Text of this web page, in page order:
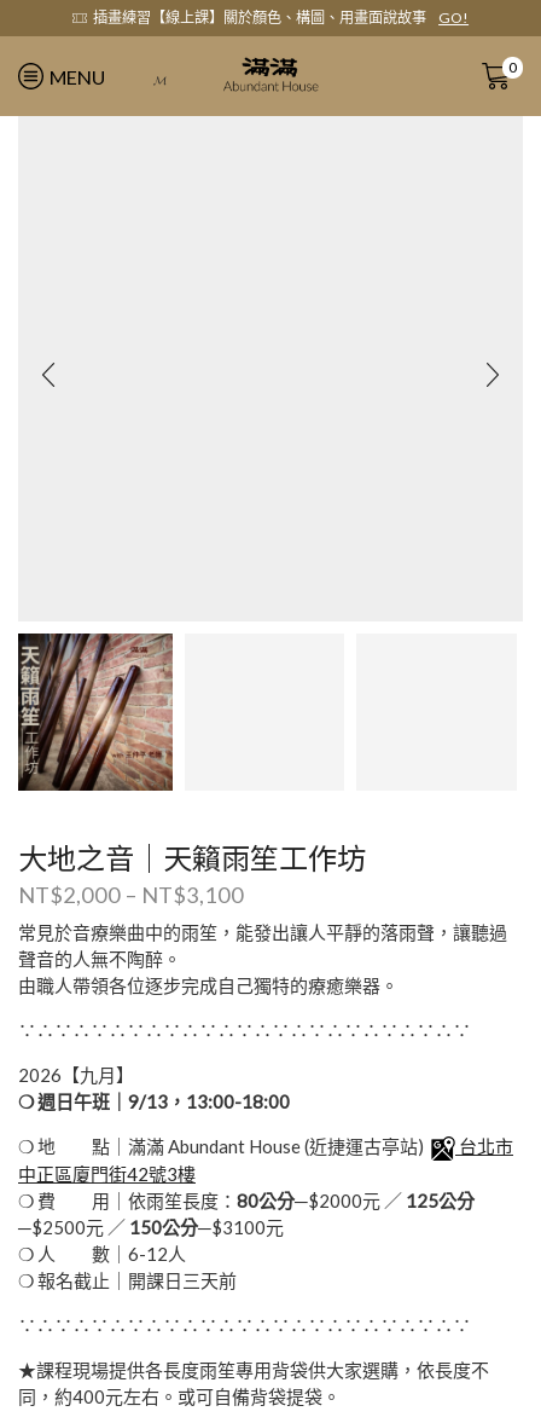
插畫練習【線上課】關於顏色、構圖、用畫面說故事 GO!
MENU 𝓜
0
大地之音｜天籟雨笙工作坊
NT$2,000 – NT$3,100
常見於音療樂曲中的雨笙，能發出讓人平靜的落雨聲，讓聽過
聲音的人無不陶醉。
由職人帶領各位逐步完成自己獨特的療癒樂器。
∵∴∵∴∵∴∵∴∵∴∵∴∵∴∵∴∵∴∵∴∵∴∵∴∵
2026【九月】
❍ 週日午班｜9/13，13:00-18:00
❍ 地 點｜滿滿 Abundant House (近捷運古亭站)
台北市
中正區廈門街42號3樓
❍ 費 用｜依雨笙長度： 80公分─$2000元 ／ 125公分
─$2500元 ／ 150公分─$3100元
❍ 人 數｜6-12人
❍ 報名截止｜開課日三天前
∵∴∵∴∵∴∵∴∵∴∵∴∵∴∵∴∵∴∵∴∵∴∵∴∵
★課程現場提供各長度雨笙專用背袋供大家選購，依長度不
同，約400元左右。或可自備背袋提袋。